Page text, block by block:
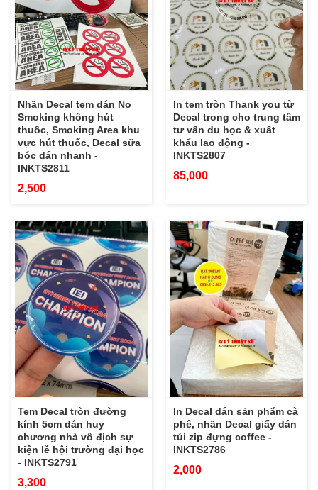
Nhãn Decal tem dán No
Smoking không hút
thuốc, Smoking Area khu
vực hút thuốc, Decal sữa
bóc dán nhanh -
INKTS2811
2,500
In tem tròn Thank you từ
Decal trong cho trung tâm
tư vấn du học & xuất
khẩu lao động -
INKTS2807
85,000
Tem Decal tròn đường
kính 5cm dán huy
chương nhà vô địch sự
kiện lễ hội trường đại học
- INKTS2791
3,300
In Decal dán sản phẩm cà
phê, nhãn Decal giấy dán
túi zip đựng coffee -
INKTS2786
2,000